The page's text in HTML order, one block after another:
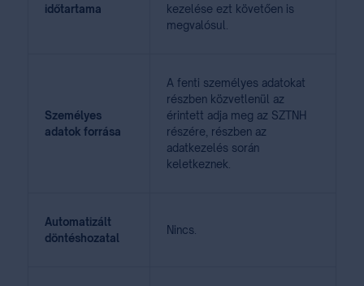
időtartama
kezelése ezt követően is
megvalósul.
Személyes
adatok forrása
A fenti személyes adatokat
részben közvetlenül az
érintett adja meg az SZTNH
részére, részben az
adatkezelés során
keletkeznek.
Automatizált
döntéshozatal
Nincs.